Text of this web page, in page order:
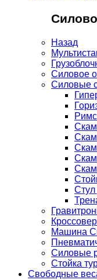
Назад
Силовое
Силовые
Машина
Силовые
Стойка
Свободные